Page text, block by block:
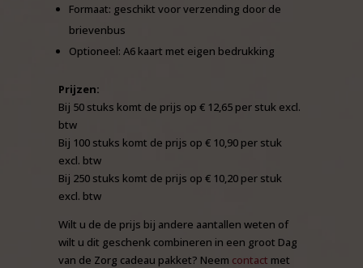
Formaat: geschikt voor verzending door de
brievenbus
Optioneel: A6 kaart met eigen bedrukking
Prijzen:
Bij 50 stuks komt de prijs op € 12,65 per stuk excl.
btw
Bij 100 stuks komt de prijs op € 10,90 per stuk
excl. btw
Bij 250 stuks komt de prijs op € 10,20 per stuk
excl. btw
Wilt u de de prijs bij andere aantallen weten of
wilt u dit geschenk combineren in een groot Dag
van de Zorg cadeau pakket? Neem contact met